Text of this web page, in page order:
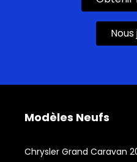
Modèles Neufs
Chrysler Grand Caravan